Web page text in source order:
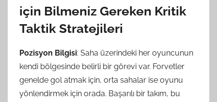
için Bilmeniz Gereken Kritik
Taktik Stratejileri
Pozisyon Bilgisi: Saha üzerindeki her oyuncunun
kendi bölgesinde belirli bir görevi var. Forvetler
genelde gol atmak için, orta sahalar ise oyunu
yönlendirmek için orada. Başarılı bir takım, bu